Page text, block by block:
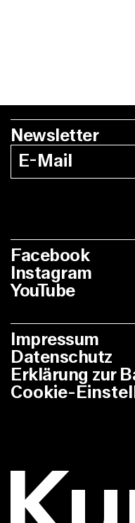
Newsletter
Facebook
Instagram
YouTube
Impressum
Datenschutz
Erklärung zur
Cookie-